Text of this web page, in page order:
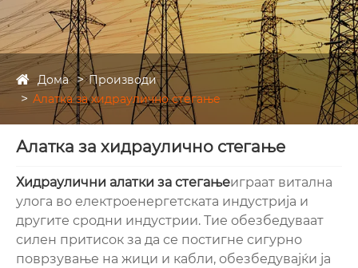
Дома
Производи
Алатка за хидраулично стегање
Алатка за хидраулично стегање
Хидраулични алатки за стегањеиграат витална
улога во електроенергетската индустрија и
другите сродни индустрии. Тие обезбедуваат
силен притисок за да се постигне сигурно
поврзување на жици и кабли, обезбедувајќи ја